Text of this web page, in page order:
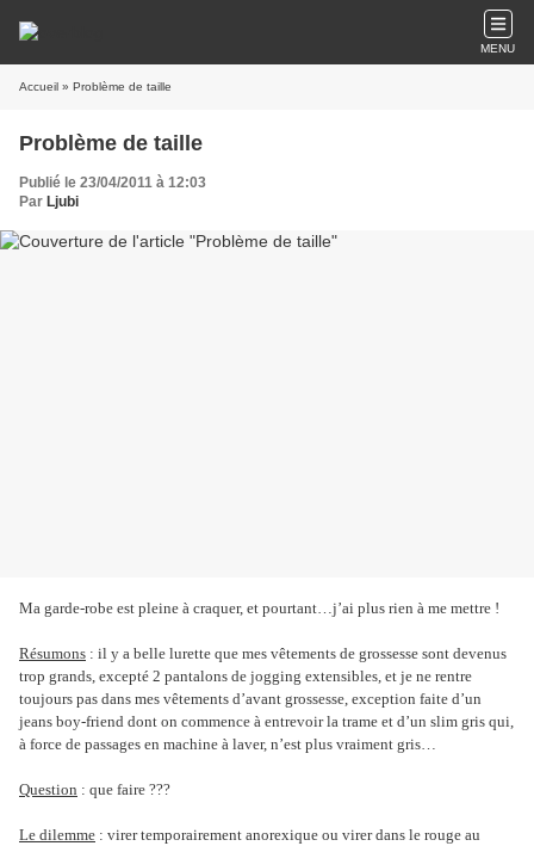
MENU
Accueil » Problème de taille
Problème de taille
Publié le 23/04/2011 à 12:03
Par Ljubi
Ma garde-robe est pleine à craquer, et pourtant…j’ai plus rien à me mettre !
Résumons : il y a belle lurette que mes vêtements de grossesse sont devenus
trop grands, excepté 2 pantalons de jogging extensibles, et je ne rentre
toujours pas dans mes vêtements d’avant grossesse, exception faite d’un
jeans boy-friend dont on commence à entrevoir la trame et d’un slim gris qui,
à force de passages en machine à laver, n’est plus vraiment gris…
Question : que faire ???
Le dilemme : virer temporairement anorexique ou virer dans le rouge au